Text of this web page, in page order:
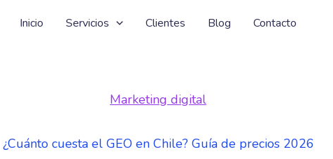
Inicio Servicios Clientes Blog Contacto
Marketing digital
¿Cuánto cuesta el GEO en Chile? Guía de precios 2026